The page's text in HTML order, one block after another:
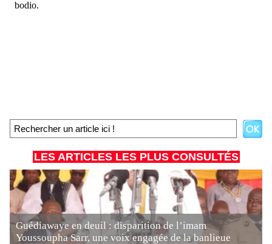
LES ARTICLES LES PLUS CONSULTÉS
Guédiawaye en deuil : disparition de l’imam
Youssoupha Sarr, une voix engagée de la banlieue